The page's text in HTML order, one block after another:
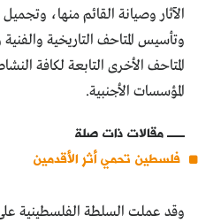
الآثار وصيانة القائم منها،
وتأسيس المتاحف التاريخية
المتاحف الأخرى التابعة لكافة
المؤسسات الأجنبية.
مقالات ذات صلة
فلسطين تحمي أثر الأقدمين
وقد عملت السلطة الفلسطينية